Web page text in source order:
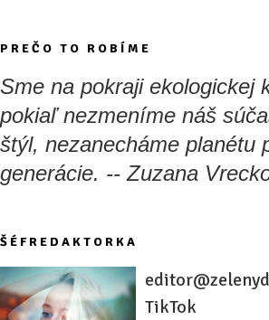
PREČO TO ROBÍME
Sme na pokraji ekologickej
pokiaľ nezmeníme náš
štýl, nezanecháme planétu
generácie. -- Zuzana
ŠÉFREDAKTORKA
TikTok